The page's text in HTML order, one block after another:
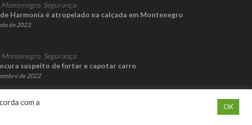
Montenegro Segurança
Harmonia é atropelado na calçada em Montenegro
de 2023
Montenegro Segurança
suspeito de furtar e capotar carro
de 2022
com a
OK